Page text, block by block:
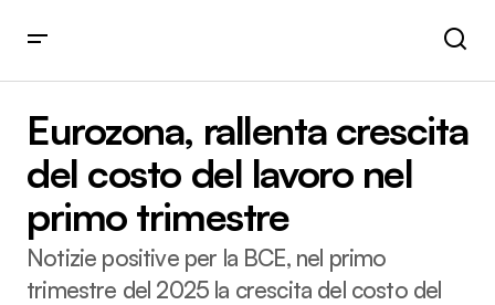
Eurozona, rallenta crescita
del costo del lavoro nel
primo trimestre
Notizie positive per la BCE, nel primo
trimestre del 2025 la crescita del costo del